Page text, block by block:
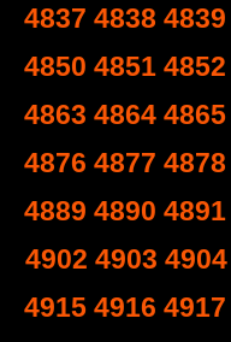
4837 4838 4839
4850 4851 4852
4863 4864 4865
4876 4877 4878
4889 4890 4891
4902 4903 4904
4915 4916 4917